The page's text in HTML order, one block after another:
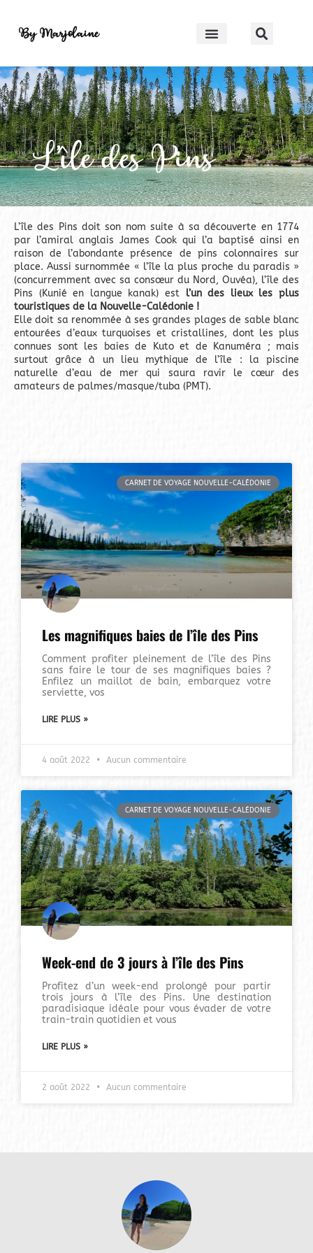
By Marjolaine
L’île des Pins
L’île des Pins doit son nom suite à sa découverte en 1774
par l’amiral anglais James Cook qui l’a baptisé ainsi en
raison de l’abondante présence de pins colonnaires sur
place.Aussi surnommée « l’île la plus proche du paradis »
(concurremment avec sa consœur du Nord, Ouvéa), l’île des
Pins (Kunié en langue kanak) est l’un des lieux les plus
touristiques de la Nouvelle-Calédonie !
Elle doit sa renommée à ses grandes plages de sable blanc
entourées d’eaux turquoises et cristallines, dont les plus
connues sont les baies de Kuto et de Kanuméra ; mais
surtout grâce à un lieu mythique de l’île : la piscine
naturelle d’eau de mer qui saura ravir le cœur des
amateurs de palmes/masque/tuba (PMT).
CARNET DE VOYAGE NOUVELLE-CALÉDONIE
Les magnifiques baies de l’île des Pins
Comment profiter pleinement de l’île des Pins
sans faire le tour de ses magnifiques baies ?
Enfilez un maillot de bain, embarquez votre
serviette, vos
LIRE PLUS »
4 août 2022 Aucun commentaire
CARNET DE VOYAGE NOUVELLE-CALÉDONIE
Week-end de 3 jours à l’île des Pins
Profitez d’un week-end prolongé pour partir
trois jours à l’île des Pins. Une destination
paradisiaque idéale pour vous évader de votre
train-train quotidien et vous
LIRE PLUS »
2 août 2022 Aucun commentaire